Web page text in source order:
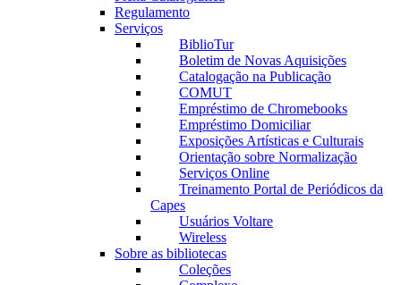
Regulamento
Serviços
BiblioTur
Boletim de Novas Aquisições
Catalogação na Publicação
COMUT
Empréstimo de Chromebooks
Empréstimo Domiciliar
Exposições Artísticas e Culturais
Orientação sobre Normalização
Serviços Online
Treinamento Portal de Periódicos da
Capes
Usuários Voltare
Wireless
Sobre as bibliotecas
Coleções